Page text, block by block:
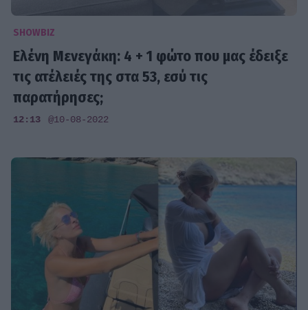
SHOWBIZ
Ελένη Μενεγάκη: 4 + 1 φώτο που μας έδειξε
τις ατέλειές της στα 53, εσύ τις
παρατήρησες;
12:13 @10-08-2022